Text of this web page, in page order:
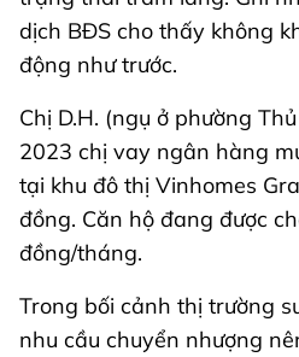
dịch BĐS cho thấy không
động như trước.
Chị D.H. (ngụ ở phường
2023 chị vay ngân hàng
tại khu đô thị Vinhomes
đồng. Căn hộ đang được
đồng/tháng.
Trong bối cảnh thị trường
nhu cầu chuyển nhượng